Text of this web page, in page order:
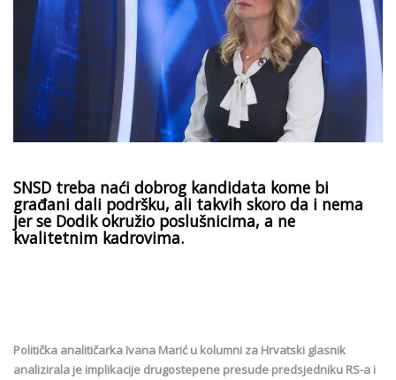
SNSD treba naći dobrog kandidata kome bi
građani dali podršku, ali takvih skoro da i nema
jer se Dodik okružio poslušnicima, a ne
kvalitetnim kadrovima.
Politička analitičarka Ivana Marić u kolumni za Hrvatski glasnik
analizirala je implikacije drugostepene presude predsjedniku RS-a i